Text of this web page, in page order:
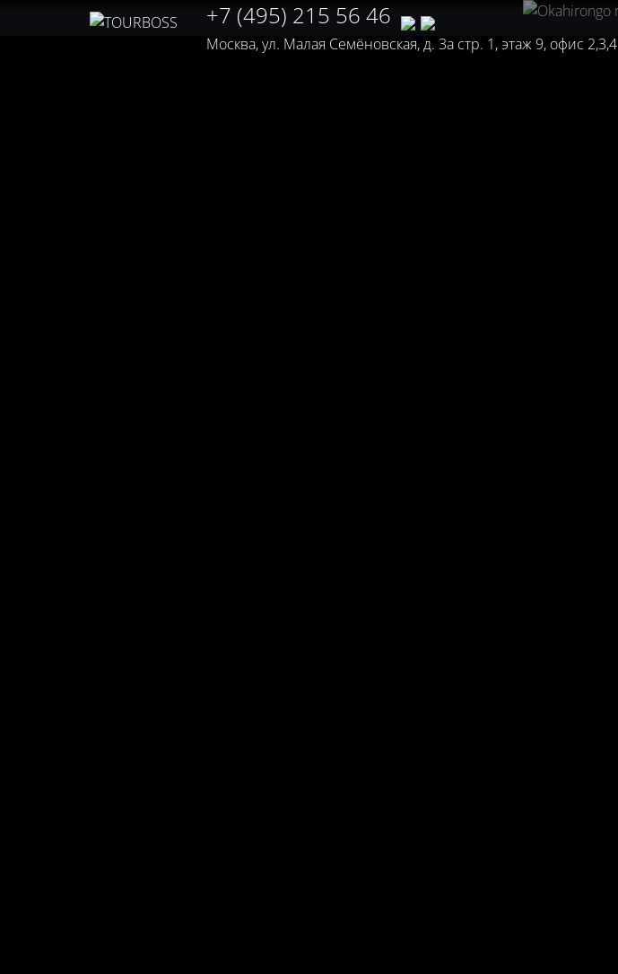
+7 (495) 215 56 46
Москва, ул. Малая Семёновская, д. 3а стр. 1, этаж 9, офис 2,3,4